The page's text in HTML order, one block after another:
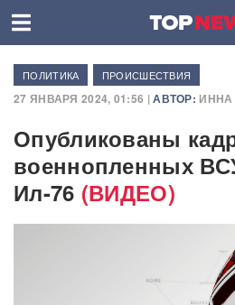
ПОЛИТИКА ПРОИСШЕСТВИЯ
27 ЯНВАРЯ 2024, 01:56 |АВТОР:
Опубликованы
военнопленных
Ил-76 (ВИДЕО)